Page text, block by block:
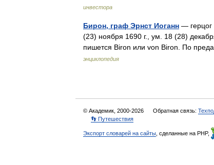
инвестора
Бирон, граф Эрнст Иоганн — герцог
(23) ноября 1690 г., ум. 18 (28)
пишется Biron или von Biron. По
энциклопедия
© Академик, 2000-2026 Обратная связь:
👣 Путешествия
Экспорт словарей на сайты , сделанные на PHP,